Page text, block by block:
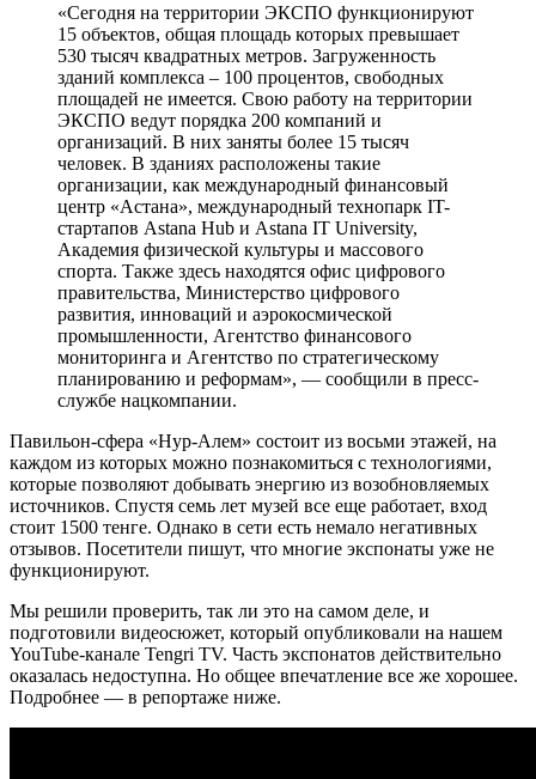
«Сегодня на территории ЭКСПО функционируют
15 объектов, общая площадь которых превышает
530 тысяч квадратных метров. Загруженность
зданий комплекса – 100 процентов, свободных
площадей не имеется. Свою работу на территории
ЭКСПО ведут порядка 200 компаний и
организаций. В них заняты более 15 тысяч
человек. В зданиях расположены такие
организации, как международный финансовый
центр «Астана», международный технопарк IT-
стартапов Astana Hub и Astana IT University,
Академия физической культуры и массового
спорта. Также здесь находятся офис цифрового
правительства, Министерство цифрового
развития, инноваций и аэрокосмической
промышленности, Агентство финансового
мониторинга и Агентство по стратегическому
планированию и реформам», — сообщили в пресс-
службе нацкомпании.
Павильон-сфера «Нур-Алем» состоит из восьми этажей, на
каждом из которых можно познакомиться с технологиями,
которые позволяют добывать энергию из возобновляемых
источников. Спустя семь лет музей все еще работает, вход
стоит 1500 тенге. Однако в сети есть немало негативных
отзывов. Посетители пишут, что многие экспонаты уже не
функционируют.
Мы решили проверить, так ли это на самом деле, и
подготовили видеосюжет, который опубликовали на нашем
YouTube-канале Tengri TV. Часть экспонатов действительно
оказалась недоступна. Но общее впечатление все же хорошее.
Подробнее — в репортаже ниже.